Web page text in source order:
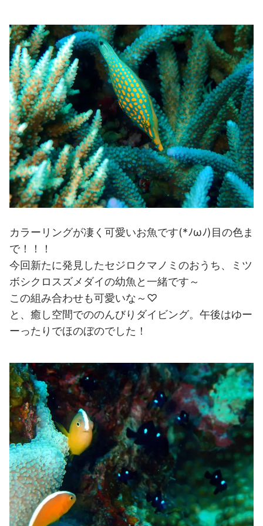
カラーリングが凄く可愛いお魚です(*ﾉωﾉ)目の色ま
で！！！
今回新たに発見したセジロクマノミのおうち、ミツ
ボシクロスズメダイの幼魚と一緒です～
この組み合わせも可愛いな～♡
と、癒し空間でののんびりダイビング。午後はゆー
ーったりでほのぼのでした！